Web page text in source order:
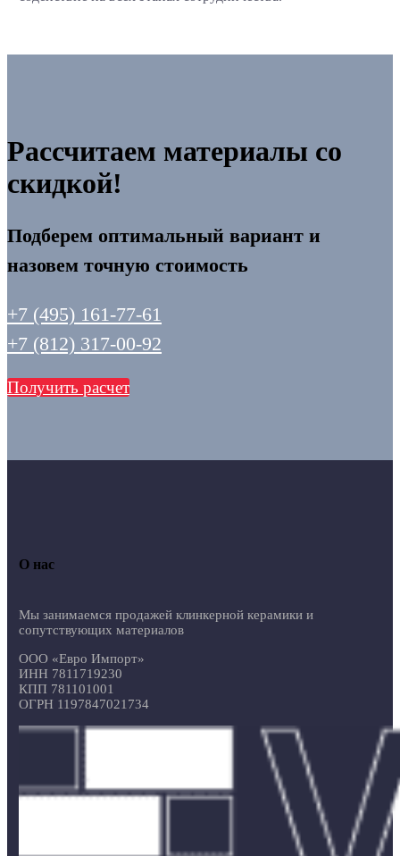
Рассчитаем материалы со
скидкой!
Подберем оптимальный вариант и
назовем точную стоимость
+7 (495) 161-77-61
+7 (812) 317-00-92
Получить расчет
О нас
Мы занимаемся продажей клинкерной керамики и
сопутствующих материалов
ООО «Евро Импорт»
ИНН 7811719230
КПП 781101001
ОГРН 1197847021734